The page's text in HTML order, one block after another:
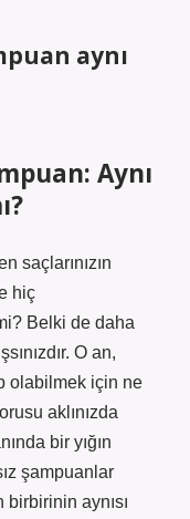
aynı
Aynı
saçlarınızın
hiç
Belki de daha
O an,
olabilmek için ne
aklınızda
bir yığın
şampuanlar
aynısı